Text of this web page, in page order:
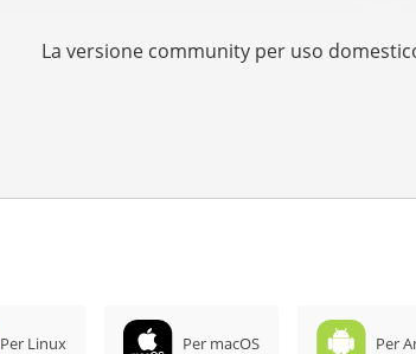
La versione community per uso
Per Linux Per macOS Per